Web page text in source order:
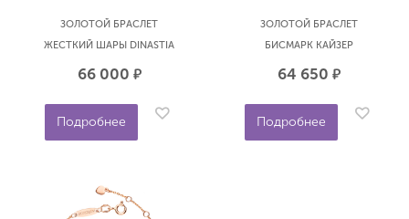
ЗОЛОТОЙ БРАСЛЕТ
ЖЕСТКИЙ ШАРЫ DINASTIA
66 000 р.
Подробнее
ЗОЛОТОЙ БРАСЛЕТ
БИСМАРК КАЙЗЕР
551070502
64 650 р.
Подробнее